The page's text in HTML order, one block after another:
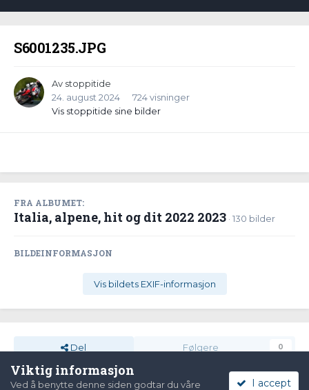
S6001235.JPG
Av stoppitide
24. august 2024
724 visninger
Vis stoppitide sine bilder
FRA ALBUMET:
Italia, alpene, hit og dit 2022 2023 · 130 bilder
BILDEINFORMASJON
Vis bildets EXIF-informasjon
Del Følgere 0
Viktig informasjon
Ved å benytte denne siden godtar du våre I accept